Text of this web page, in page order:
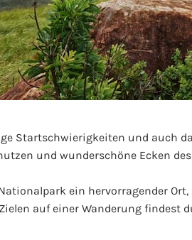
Startschwierigkeiten und auch
und wunderschöne Ecken
ein hervorragender
auf einer Wanderung findest